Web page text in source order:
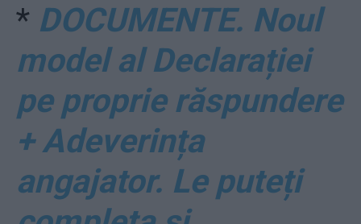
* DOCUMENTE. Noul
model al Declarației
pe proprie răspundere
+ Adeverința
angajator. Le puteți